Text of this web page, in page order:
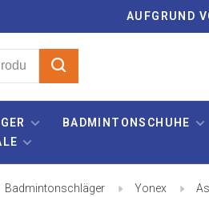
AUFGRUND
BADMINTONSCHUHE
Badmintonschläger Yonex